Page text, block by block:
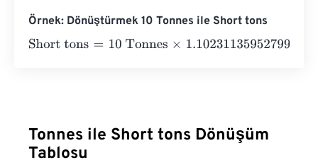
Örnek: Dönüştürmek 10 Tonnes ile Short tons
Short tons= 10 Tonnes×1.102311359527999=11.0231136
Tonnes ile Short tons Dönüşüm
Tablosu